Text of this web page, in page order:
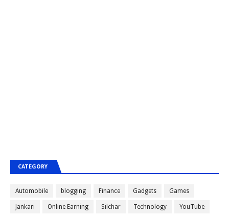
CATEGORY
Automobile blogging Finance Gadgets Games
Jankari Online Earning Silchar Technology YouTube